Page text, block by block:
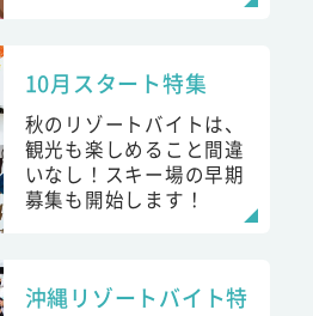
10月スタート特集
秋のリゾートバイトは、
観光も楽しめること間違
いなし！スキー場の早期
募集も開始します！
沖縄リゾートバイト特